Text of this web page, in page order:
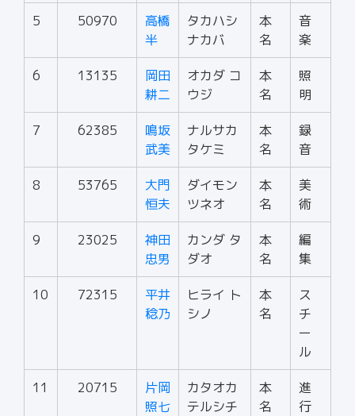
5 50970
高橋
半
タカハシ
ナカバ
本
名
音
楽
6 13135
岡田
耕二
オカダ コ
ウジ
本
名
照
明
7 62385
鳴坂
武美
ナルサカ
タケミ
本
名
録
音
8 53765
大門
恒夫
ダイモン
ツネオ
本
名
美
術
9 23025
神田
忠男
カンダ タ
ダオ
本
名
編
集
10 72315
平井
稔乃
ヒライ ト
シノ
本
名
ス
チ
ー
ル
11 20715
片岡
照七
カタオカ
テルシチ
本
名
進
行